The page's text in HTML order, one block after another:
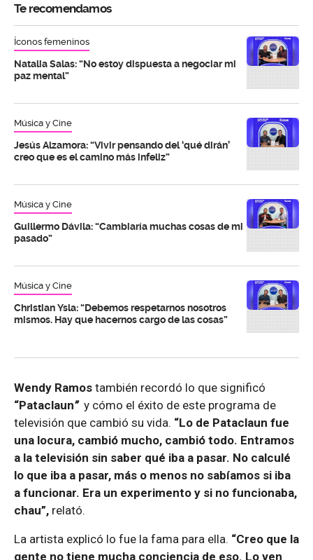
Te recomendamos
Íconos femeninos
Natalia Salas: “No estoy dispuesta a negociar mi
paz mental”
Música y Cine
Jesús Alzamora: “Vivir pensando del ‘qué dirán’
creo que es el camino más infeliz”
Música y Cine
Guillermo Dávila: “Cambiaría muchas cosas de mi
pasado”
Música y Cine
Christian Ysla: “Debemos respetarnos nosotros
mismos. Hay que hacernos cargo de las cosas”
Wendy Ramos también recordó lo que significó
“Pataclaun” y cómo el éxito de este programa de
televisión que cambió su vida. “Lo de Pataclaun fue
una locura, cambió mucho, cambió todo. Entramos
a la televisión sin saber qué iba a pasar. No calculé
lo que iba a pasar, más o menos no sabíamos si iba
a funcionar. Era un experimento y si no funcionaba,
chau”, relató.
La artista explicó lo fue la fama para ella. “Creo que la
gente no tiene mucha conciencia de eso. Lo ven